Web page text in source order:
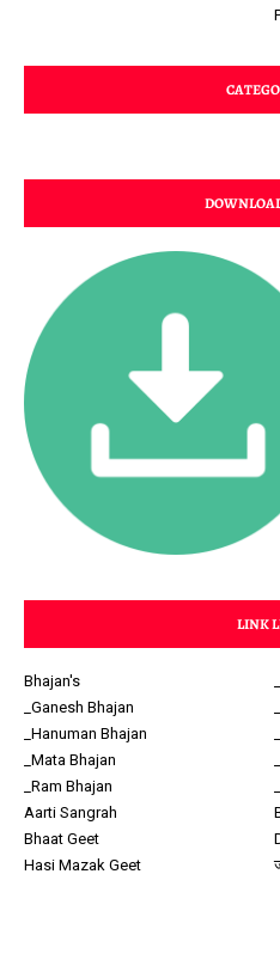
LINK
Bhajan's
_Ganesh Bhajan
_Hanuman Bhajan
_Mata Bhajan
_Ram Bhajan
Aarti Sangrah
Bhaat Geet
Hasi Mazak Geet